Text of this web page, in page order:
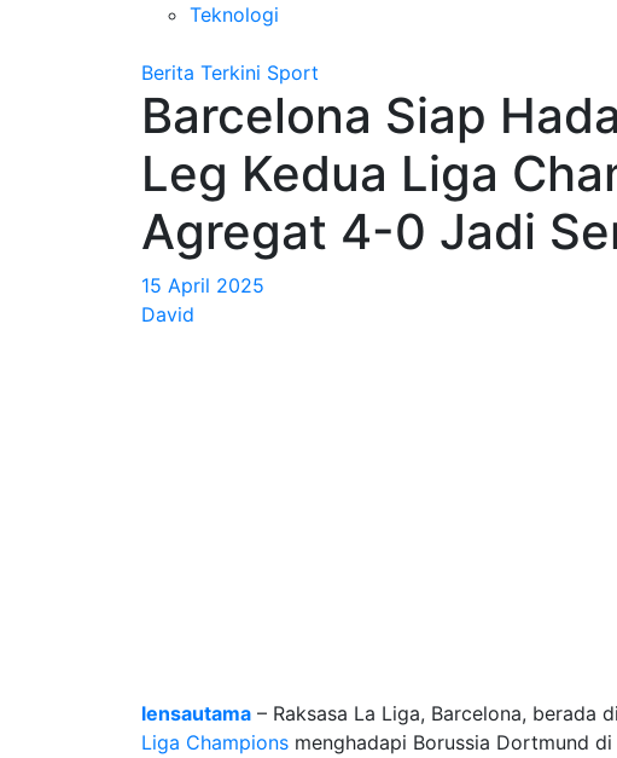
Teknologi
Berita Terkini Sport
Barcelona Siap
Leg Kedua Liga
Agregat 4-0 Jadi
15 April 2025
David
lensautama – Raksasa La Liga, Barcelona, berada
Liga Champions menghadapi Borussia Dortmund